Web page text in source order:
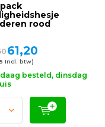
rood
61,20
Incl. btw)
besteld, dinsdag